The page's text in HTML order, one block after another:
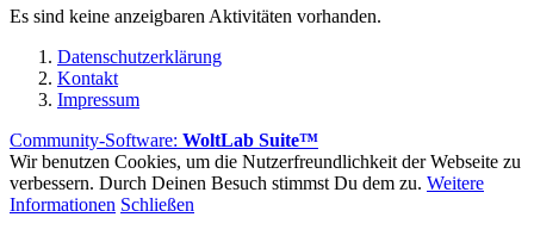
Es sind keine anzeigbaren Aktivitäten vorhanden.
Datenschutzerklärung
Kontakt
Impressum
Community-Software: WoltLab Suite™
Wir benutzen Cookies, um die Nutzerfreundlichkeit der Webseite zu
verbessern. Durch Deinen Besuch stimmst Du dem zu. Weitere
Informationen Schließen